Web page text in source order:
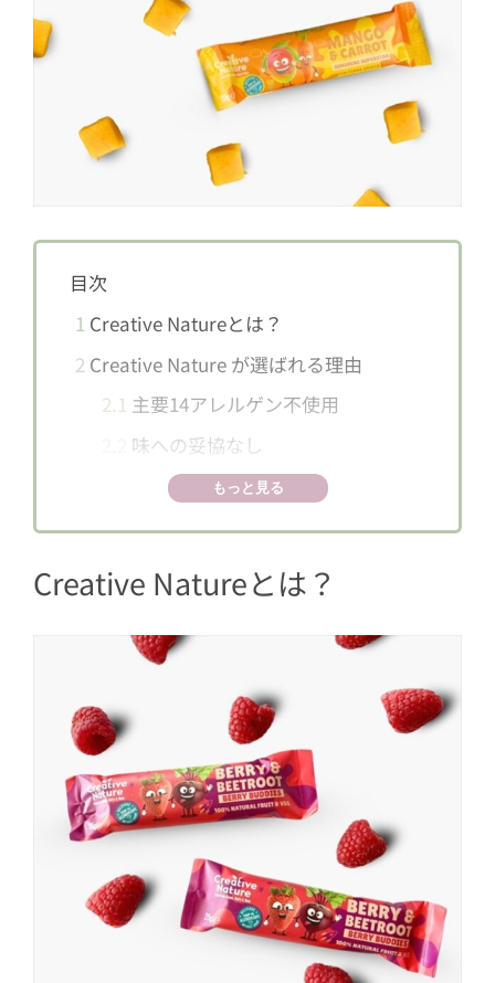
目次
1 Creative Natureとは？
2 Creative Nature が選ばれる理由
2.1 主要14アレルゲン不使用
味への妥協なし
英国で数々のアワードを受賞
2.4環境とサステナビリティへの配慮
人気商品ラインナップ
3.1
Salt & Vinegar Crispy things(ソル
トビネガークリスピーシンズ)
3.3snack bar(スナックバー)
もっと見る
Creative Natureとは？